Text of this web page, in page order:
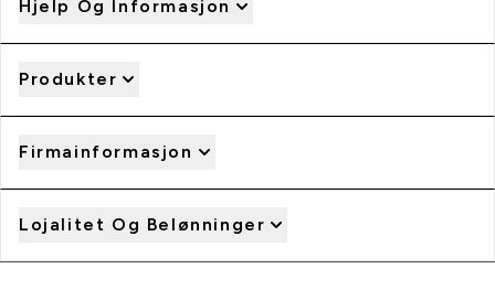
Hjelp Og Informasjon
Produkter
Firmainformasjon
Lojalitet Og Belønninger